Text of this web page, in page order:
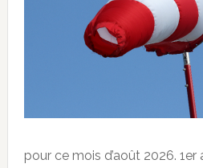
pour ce mois d’août 2026.